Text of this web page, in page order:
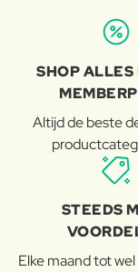
SHOP ALLES
Altijd de beste
STEEDS
Elke maand tot